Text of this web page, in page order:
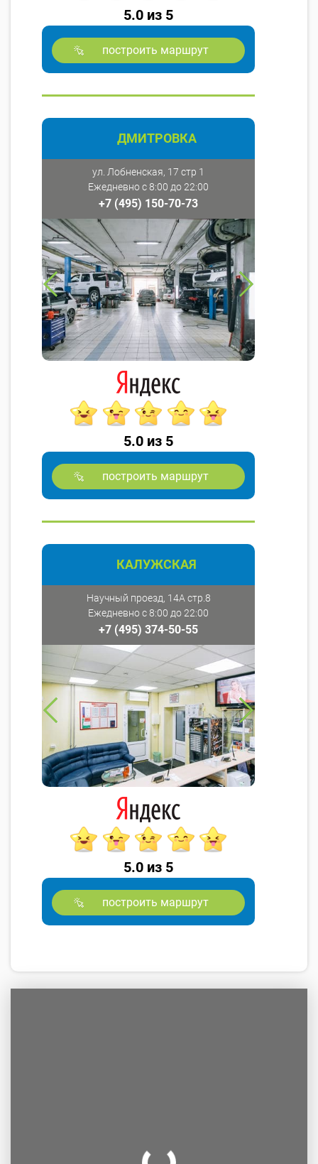
5.0 из 5
построить маршрут
ДМИТРОВКА
ул. Лобненская, 17 стр 1
Ежедневно с 8:00 до 22:00
+7 (495) 150-70-73
5.0 из 5
построить маршрут
КАЛУЖСКАЯ
Научный проезд, 14А стр.8
Ежедневно с 8:00 до 22:00
+7 (495) 374-50-55
5.0 из 5
построить маршрут